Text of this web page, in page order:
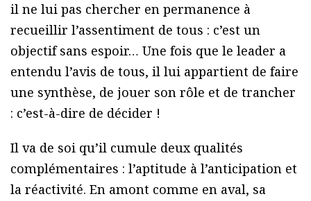
il ne lui pas chercher en permanence à
recueillir l’assentiment de tous : c’est un
objectif sans espoir… Une fois que le leader a
entendu l’avis de tous, il lui appartient de faire
une synthèse, de jouer son rôle et de trancher
: c’est-à-dire de décider !
Il va de soi qu’il cumule deux qualités
complémentaires : l’aptitude à l’anticipation et
la réactivité. En amont comme en aval, sa